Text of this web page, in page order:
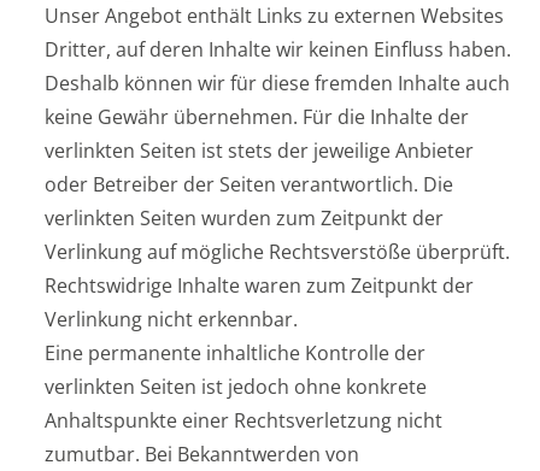
Unser Angebot enthält Links zu externen Websites
Dritter, auf deren Inhalte wir keinen Einfluss haben.
Deshalb können wir für diese fremden Inhalte auch
keine Gewähr übernehmen. Für die Inhalte der
verlinkten Seiten ist stets der jeweilige Anbieter
oder Betreiber der Seiten verantwortlich. Die
verlinkten Seiten wurden zum Zeitpunkt der
Verlinkung auf mögliche Rechtsverstöße überprüft.
Rechtswidrige Inhalte waren zum Zeitpunkt der
Verlinkung nicht erkennbar.
Eine permanente inhaltliche Kontrolle der
verlinkten Seiten ist jedoch ohne konkrete
Anhaltspunkte einer Rechtsverletzung nicht
zumutbar. Bei Bekanntwerden von